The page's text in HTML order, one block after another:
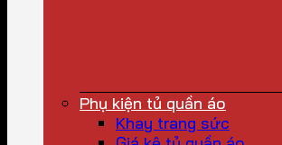
Phụ kiện tủ quần áo
Khay trang sức